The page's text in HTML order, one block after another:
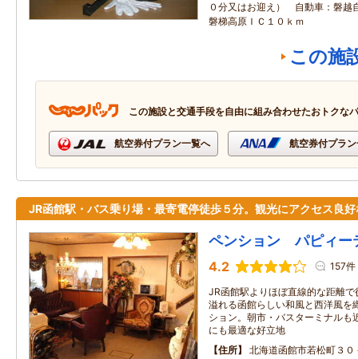
０分又はお迎え） 自動車：磐越
磐梯高原ＩＣ１０ｋｍ
この施
この施設と交通手段を自由に組み合わせたおトクな
航空券付プラン一覧へ 航空券付プラ
JR函館駅・バス乗り場・最寄電停徒歩５分。観光にアクセス良
ペンション パピィー
4.2 157件
JR函館駅よりほぼ直線的な距離
溢れる函館らしい和風と西洋風を
ション。朝市・バスターミナルも
にも最適な好立地
住所
北海道函館市若松町３０